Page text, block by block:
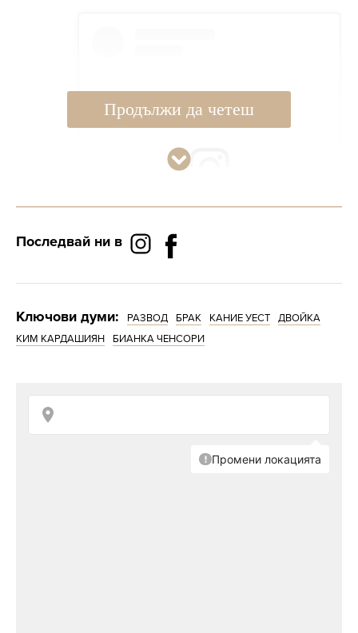
състояла на 20 декември 2022 г. Това е само
Продължи да четеш
Последвай ни в
Ключови думи: РАЗВОД БРАК КАНИЕ УЕСТ
ДВОЙКА
КИМ КАРДАШИЯН
БИАНКА ЧЕНСОРИ